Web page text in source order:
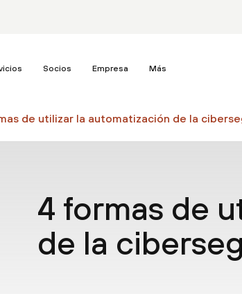
Socios Empresa Más
de utilizar la automatización de la
4 formas de
de la